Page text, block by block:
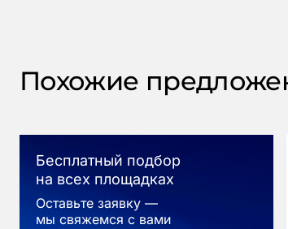
Похожие
Бесплатный подбор
на всех площадках
Оставьте заявку —
мы свяжемся с вами